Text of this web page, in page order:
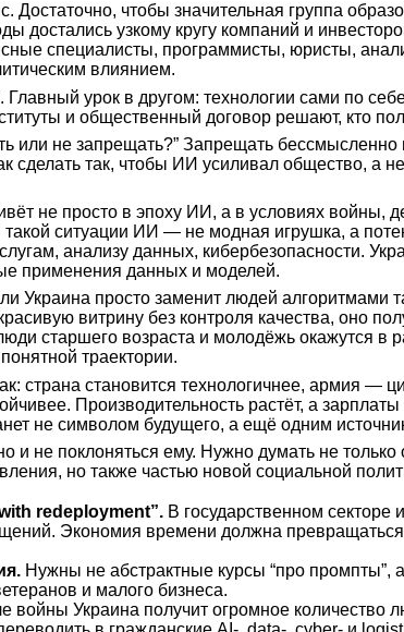
чтобы значительная группа
достались узкому кругу компаний и
специалисты, программисты, юристы,
влиянием.
Главный урок в другом: технологии сами по
и общественный договор решают, кто
или не запрещать?” Запрещать
сделать так, чтобы ИИ усиливал общество, а
не просто в эпоху ИИ, а в условиях войны,
ситуации ИИ — не модная игрушка, а
анализу данных, кибербезопасности.
применения данных и моделей.
Украина просто заменит людей алгоритмами
витрину без контроля качества, оно
старшего возраста и молодёжь окажутся в
траектории.
страна становится технологичнее, армия
Производительность растёт, а
не символом будущего, а ещё одним
и не поклоняться ему. Нужно думать не
но также частью новой социальной
redeployment”.В государственном секторе
Экономия времени должна
Нужны не абстрактные курсы “про промпты”,
и малого бизнеса.
войны Украина получит огромное количество